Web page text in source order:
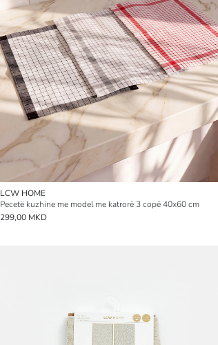
LCW HOME
Pecetë kuzhine me model me katrorë 3 copë 40x60 cm
299,00 MKD